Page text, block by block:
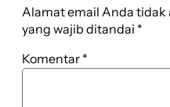
Alamat email Anda tidak
yang wajib ditandai *
Komentar *